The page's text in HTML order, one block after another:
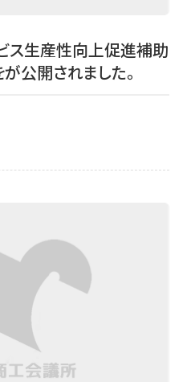
ス生産性向上促進補助
公開されました。